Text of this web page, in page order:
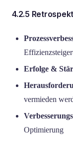
4.2.5
Erfolge &
vermieden
Optimierung